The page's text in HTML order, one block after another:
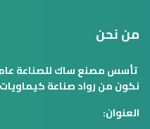
من نحن
نكون من رواد صناعة كيماويات
العنوان: